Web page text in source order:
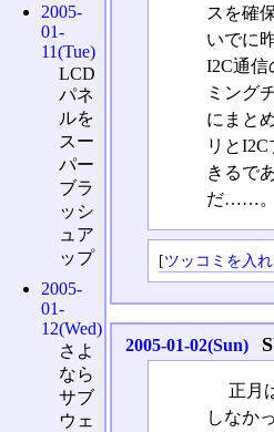
スを確
いでに
I2C通信
ミング
にまと
リと
きるで
だ……。
[ツッコミを入
2005-01-02(Sun)
正月
しなか
2005-
01-
11(Tue)
LCD
パネ
ルを
スー
パー
ブラ
ッシ
ュア
ップ
2005-
01-
12(Wed)
さよ
なら
サブ
ウェ